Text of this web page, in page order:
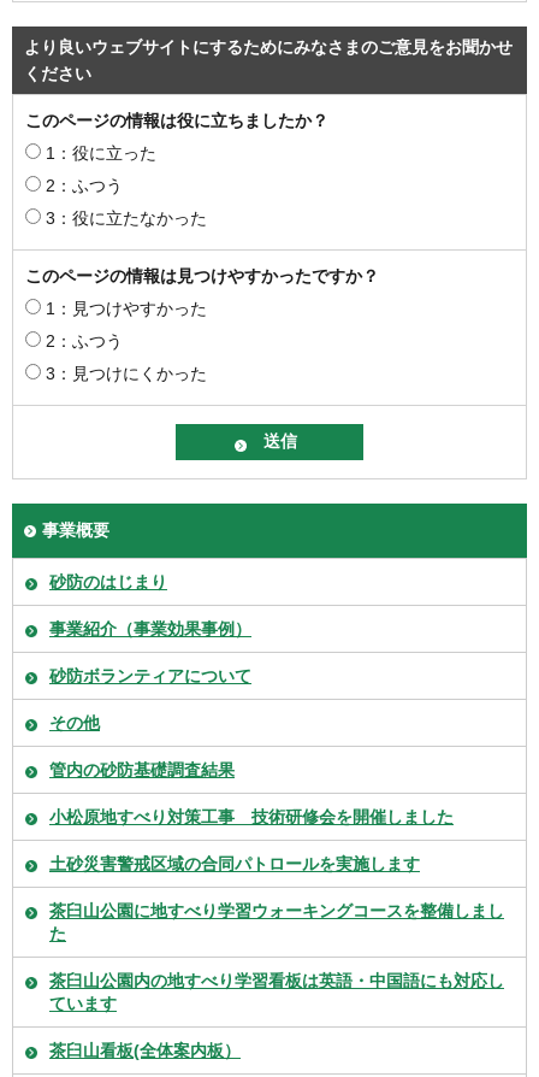
より良いウェブサイトにするためにみなさまのご意見をお聞かせ
ください
このページの情報は役に立ちましたか？
1：役に立った
2：ふつう
3：役に立たなかった
このページの情報は見つけやすかったですか？
1：見つけやすかった
2：ふつう
3：見つけにくかった
事業概要
砂防のはじまり
事業紹介（事業効果事例）
砂防ボランティアについて
その他
管内の砂防基礎調査結果
小松原地すべり対策工事 技術研修会を開催しました
土砂災害警戒区域の合同パトロールを実施します
茶臼山公園に地すべり学習ウォーキングコースを整備しまし
た
茶臼山公園内の地すべり学習看板は英語・中国語にも対応し
ています
茶臼山看板(全体案内板）